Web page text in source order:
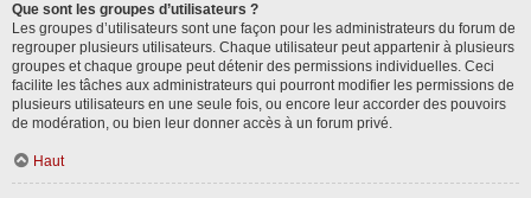
Que sont les groupes d’utilisateurs ?
Les groupes d’utilisateurs sont une façon pour les administrateurs du forum de
regrouper plusieurs utilisateurs. Chaque utilisateur peut appartenir à plusieurs
groupes et chaque groupe peut détenir des permissions individuelles. Ceci
facilite les tâches aux administrateurs qui pourront modifier les permissions de
plusieurs utilisateurs en une seule fois, ou encore leur accorder des pouvoirs
de modération, ou bien leur donner accès à un forum privé.
Haut